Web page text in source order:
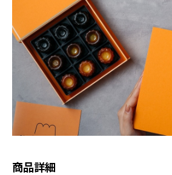
商品詳細